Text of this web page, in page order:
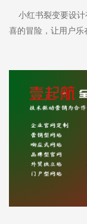
小红书裂变要设计
喜的冒险，让用户乐